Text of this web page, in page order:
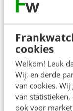
cookies
Welkom! Leuk
Wij, en derde
van cookies.
van
ook voor
AI & TECH
Werkt jouw
based?